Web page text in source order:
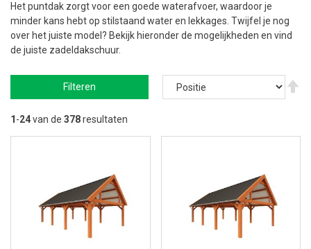
Het puntdak zorgt voor een goede waterafvoer, waardoor je
minder kans hebt op stilstaand water en lekkages. Twijfel je nog
over het juiste model? Bekijk hieronder de mogelijkheden en vind
de juiste zadeldakschuur.
Filteren
1 -24van de 378resultaten